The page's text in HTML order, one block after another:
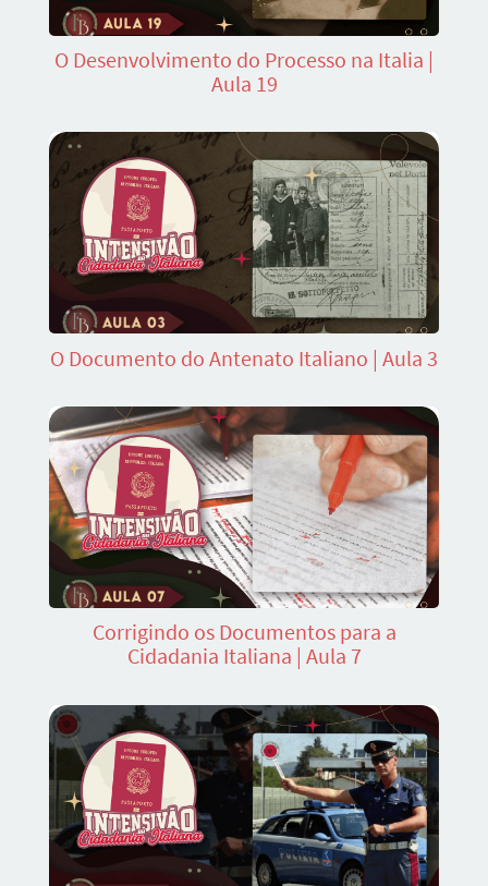
O Desenvolvimento do Processo na Italia |
Aula 19
O Documento do Antenato Italiano | Aula 3
Corrigindo os Documentos para a
Cidadania Italiana | Aula 7